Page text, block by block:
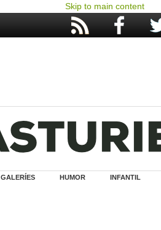
Skip to main content
GALERÍES HUMOR INFANTIL